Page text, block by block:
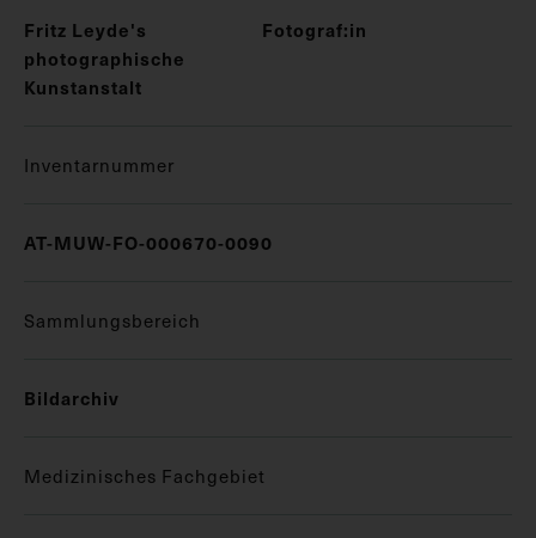
Fritz Leyde's
photographische
Kunstanstalt
Fotograf:in
Inventarnummer
AT-MUW-FO-000670-0090
Sammlungsbereich
Bildarchiv
Medizinisches Fachgebiet